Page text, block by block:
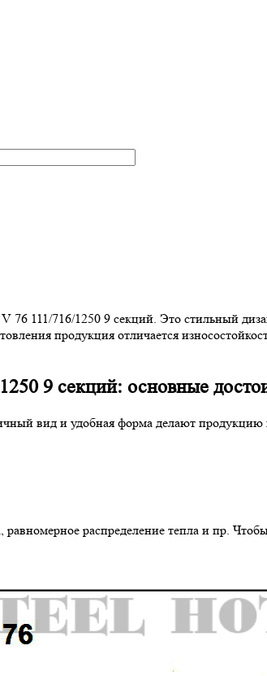
111/716/1250 9 секций. Это стильный
продукция отличается
9 секций: основные
вид и удобная форма делают
распределение тепла и пр.